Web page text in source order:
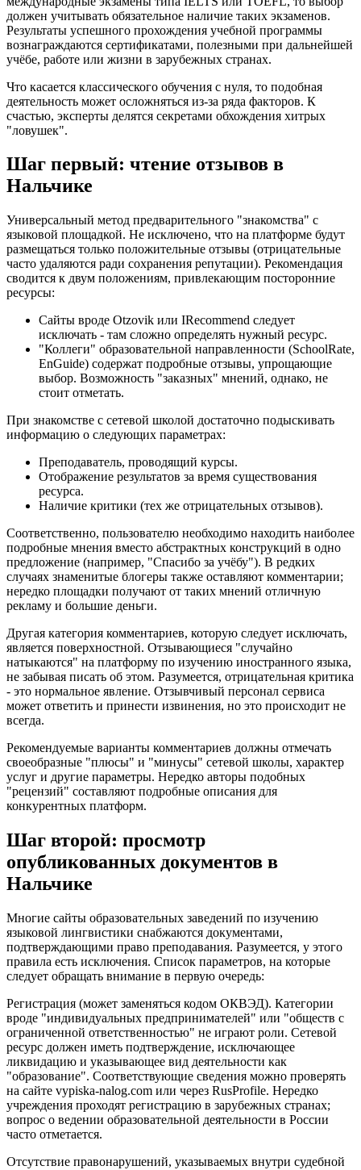
должен учитывать обязательное наличие таких экзаменов.
Результаты успешного прохождения учебной программы
вознаграждаются сертификатами, полезными при дальнейшей
учёбе, работе или жизни в зарубежных странах.
Что касается классического обучения с нуля, то подобная
деятельность может осложняться из-за ряда факторов. К
счастью, эксперты делятся секретами обхождения хитрых
"ловушек".
Шаг первый: чтение отзывов в
Нальчике
Универсальный метод предварительного "знакомства" с
языковой площадкой. Не исключено, что на платформе будут
размещаться только положительные отзывы (отрицательные
часто удаляются ради сохранения репутации). Рекомендация
сводится к двум положениям, привлекающим посторонние
ресурсы:
Сайты вроде Otzovik или IRecommend следует
исключать - там сложно определять нужный ресурс.
"Коллеги" образовательной направленности (SchoolRate,
EnGuide) содержат подробные отзывы, упрощающие
выбор. Возможность "заказных" мнений, однако, не
стоит отметать.
При знакомстве с сетевой школой достаточно подыскивать
информацию о следующих параметрах:
Преподаватель, проводящий курсы.
Отображение результатов за время существования
ресурса.
Наличие критики (тех же отрицательных отзывов).
Соответственно, пользователю необходимо находить наиболее
подробные мнения вместо абстрактных конструкций в одно
предложение (например, "Спасибо за учёбу"). В редких
случаях знаменитые блогеры также оставляют комментарии;
нередко площадки получают от таких мнений отличную
рекламу и большие деньги.
Другая категория комментариев, которую следует исключать,
является поверхностной. Отзывающиеся "случайно
натыкаются" на платформу по изучению иностранного языка,
не забывая писать об этом. Разумеется, отрицательная критика
- это нормальное явление. Отзывчивый персонал сервиса
может ответить и принести извинения, но это происходит не
всегда.
Рекомендуемые варианты комментариев должны отмечать
своеобразные "плюсы" и "минусы" сетевой школы, характер
услуг и другие параметры. Нередко авторы подобных
"рецензий" составляют подробные описания для
конкурентных платформ.
Шаг второй: просмотр
опубликованных документов в
Нальчике
Многие сайты образовательных заведений по изучению
языковой лингвистики снабжаются документами,
подтверждающими право преподавания. Разумеется, у этого
правила есть исключения. Список параметров, на которые
следует обращать внимание в первую очередь:
Регистрация (может заменяться кодом ОКВЭД). Категории
вроде "индивидуальных предпринимателей" или "обществ с
ограниченной ответственностью" не играют роли. Сетевой
ресурс должен иметь подтверждение, исключающее
ликвидацию и указывающее вид деятельности как
"образование". Соответствующие сведения можно проверять
на сайте vypiska-nalog.com или через RusProfile. Нередко
учреждения проходят регистрацию в зарубежных странах;
вопрос о ведении образовательной деятельности в России
часто отметается.
Отсутствие правонарушений, указываемых внутри судебной